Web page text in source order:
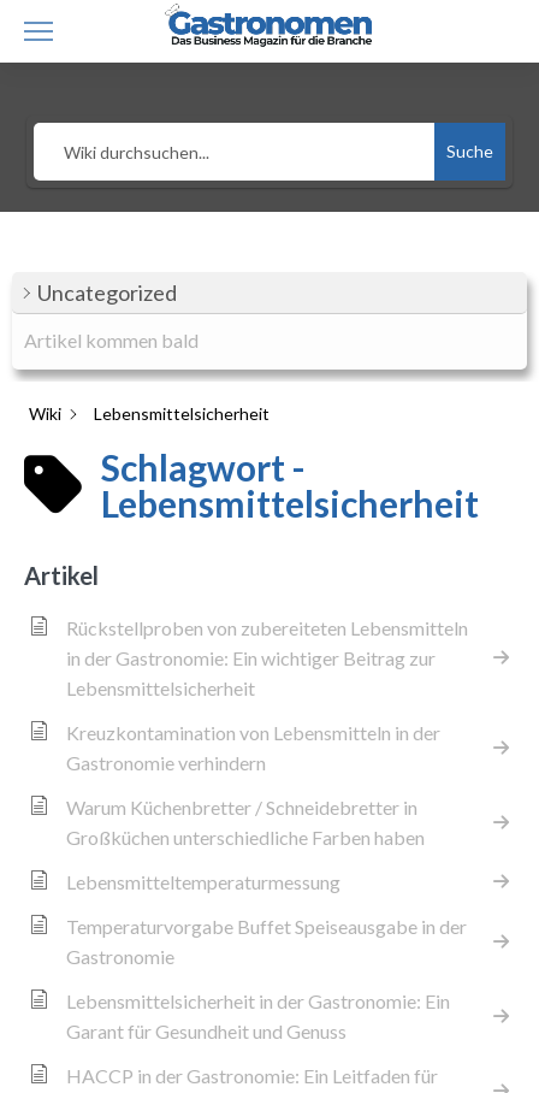
Suche
Uncategorized
Artikel kommen bald
Wiki Lebensmittelsicherheit
Schlagwort -
Lebensmittelsicherheit
Artikel
Rückstellproben von zubereiteten Lebensmitteln
in der Gastronomie: Ein wichtiger Beitrag zur
Lebensmittelsicherheit
Kreuzkontamination von Lebensmitteln in der
Gastronomie verhindern
Warum Küchenbretter / Schneidebretter in
Großküchen unterschiedliche Farben haben
Lebensmitteltemperaturmessung
Temperaturvorgabe Buffet Speiseausgabe in der
Gastronomie
Lebensmittelsicherheit in der Gastronomie: Ein
Garant für Gesundheit und Genuss
HACCP in der Gastronomie: Ein Leitfaden für